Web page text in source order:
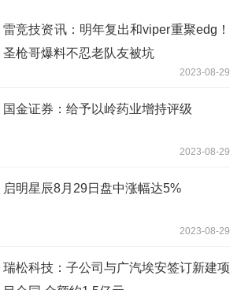
雷竞技资讯：明年复出和viper重聚edg！
圣枪哥爆料不忍老队友被坑
2023-08-29
国金证券：给予以岭药业增持评级
2023-08-29
启明星辰8月29日盘中涨幅达5%
2023-08-29
瑞松科技：子公司与广汽埃安签订新建项